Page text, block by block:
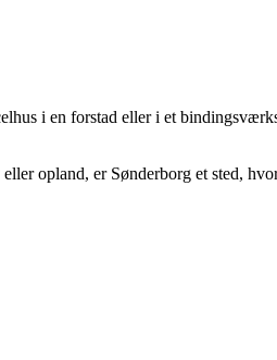
i en forstad eller i et
opland, er Sønderborg et sted,